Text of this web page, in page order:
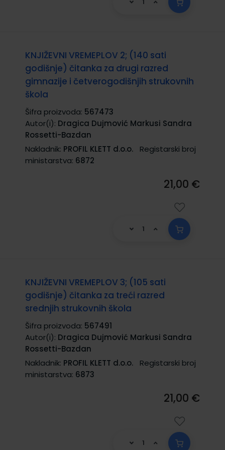
KNJIŽEVNI VREMEPLOV 2; (140 sati
godišnje) čitanka za drugi razred
gimnazije i četverogodišnjih strukovnih
škola
Šifra proizvoda: 567473
Autor(i): Dragica Dujmović Markusi Sandra
Rossetti-Bazdan
Nakladnik: PROFIL KLETT d.o.o.
Registarski broj
ministarstva: 6872
21,00 €
KNJIŽEVNI VREMEPLOV 3; (105 sati
godišnje) čitanka za treći razred
srednjih strukovnih škola
Šifra proizvoda: 567491
Autor(i): Dragica Dujmović Markusi Sandra
Rossetti-Bazdan
Nakladnik: PROFIL KLETT d.o.o.
Registarski broj
ministarstva: 6873
21,00 €